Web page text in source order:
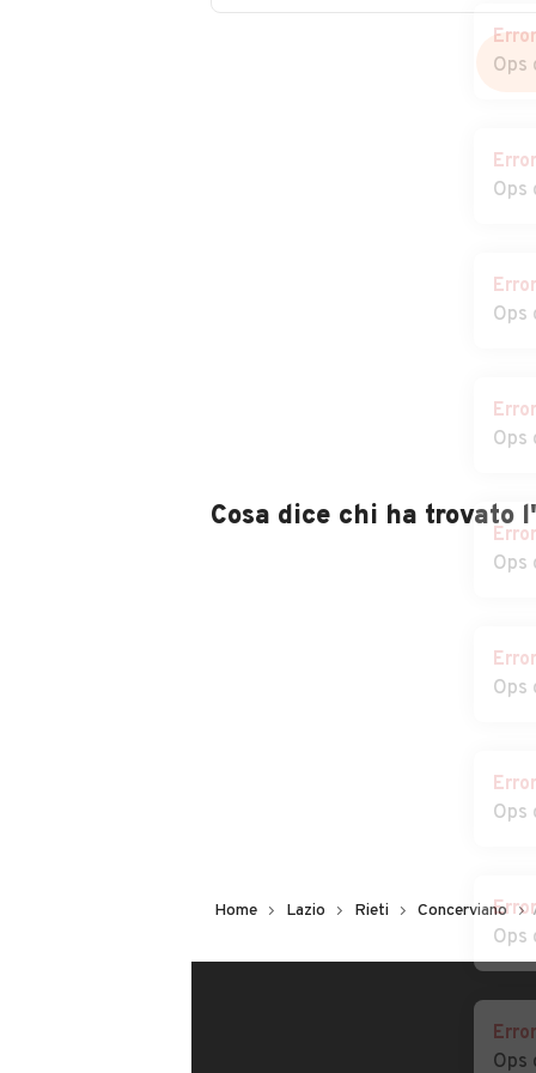
Cosa dice chi ha trovato
Home Lazio Rieti Concerviano
Error
Ops
Error
Ops
Error
Ops
Error
Ops
Error
Ops
Error
Ops
Error
Ops
Error
Ops
Error
Ops